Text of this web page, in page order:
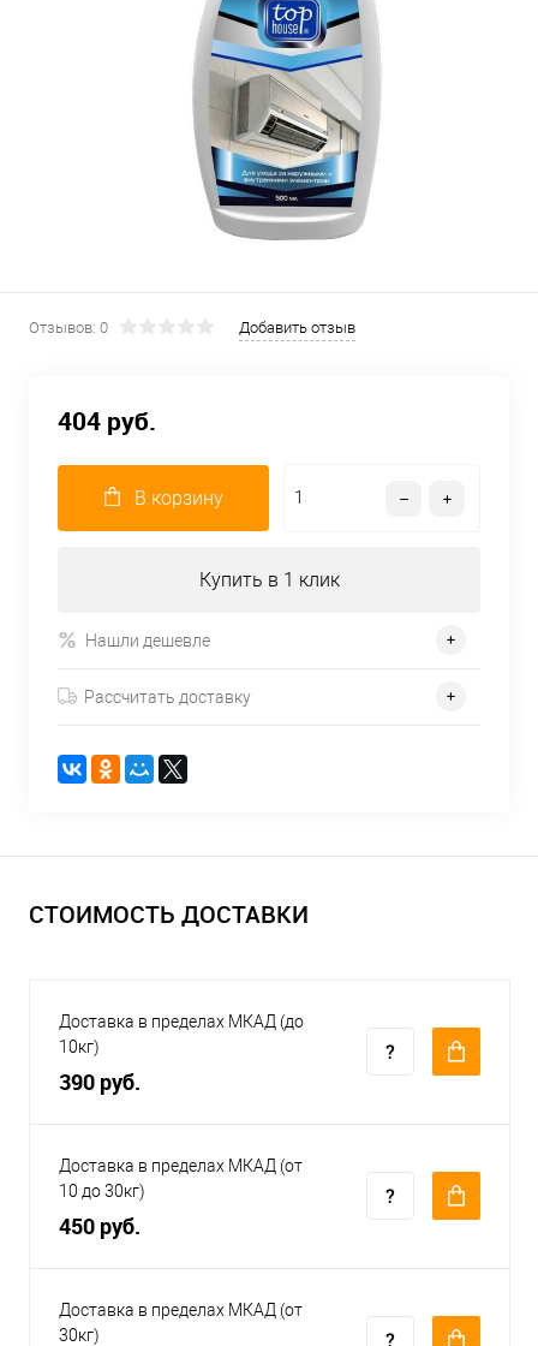
Отзывов: 0 Добавить отзыв
404 руб.
В корзину
Купить в 1 клик
Нашли дешевле
Рассчитать доставку
СТОИМОСТЬ ДОСТАВКИ
Доставка в пределах МКАД (до
10кг)
390 руб.
Доставка в пределах МКАД (от
10 до 30кг)
450 руб.
Доставка в пределах МКАД (от
30кг)